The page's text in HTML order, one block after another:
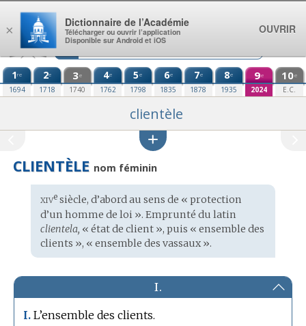
Aller au contenu
1re
1694
2e
1718
3e
1740
4e
1762
5e
1798
6e
1835
7e
1878
8e
1935
9e
2024
10e
E.C.
clientèle
CLIENTÈLE nom féminin
Étymologie
:
xivesiècle, d’abord au sens de « protection
d’un homme de loi ». Emprunté du latin
clientela, « état de client », puis « ensemble des
clients », « ensemble des vassaux ».
I.
I. L’ensemble des clients.
×
Dictionnaire de l’Académie
Télécharger ou ouvrir l’application
Disponible sur Android et iOS
OUVRIR